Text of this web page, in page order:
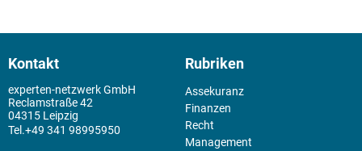
Kontakt
experten-netzwerk GmbH
Reclamstraße 42
04315 Leipzig
+49 341 98995950
Rubriken
Assekuranz
Finanzen
Recht
Management